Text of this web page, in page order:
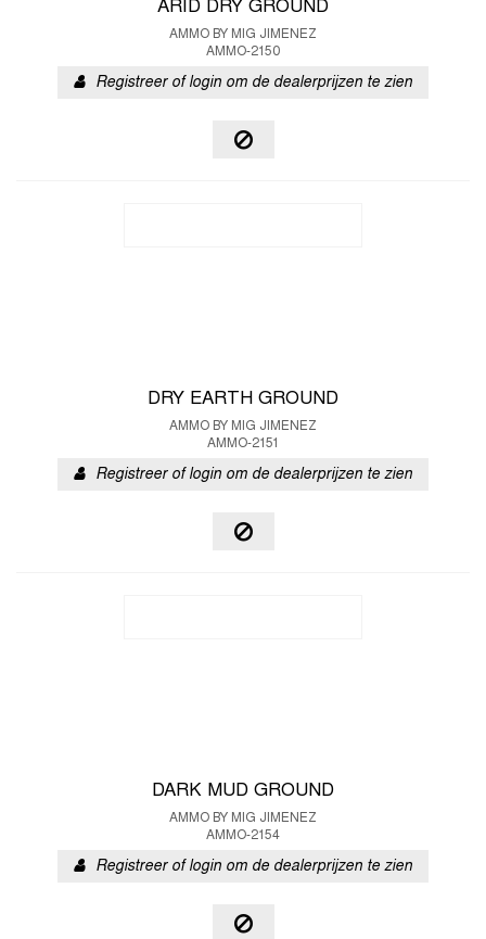
ARID DRY GROUND
AMMO BY MIG JIMENEZ
AMMO-2150
Registreer of login om de dealerprijzen te zien
DRY EARTH GROUND
AMMO BY MIG JIMENEZ
AMMO-2151
Registreer of login om de dealerprijzen te zien
DARK MUD GROUND
AMMO BY MIG JIMENEZ
AMMO-2154
Registreer of login om de dealerprijzen te zien